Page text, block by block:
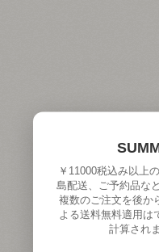
￥11000税込み以上
島配送、ご予約品な
複数のご注文を後か
よる送料無料適用は
計算され